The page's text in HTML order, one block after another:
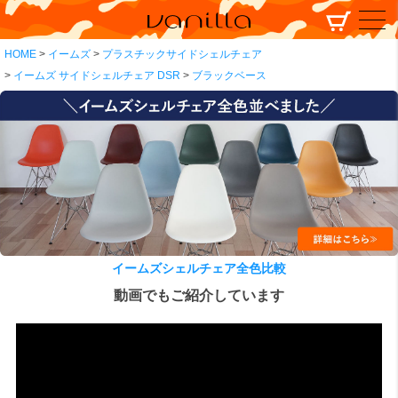
HOME イームズ
プラスチックサイドシェルチェア
イームズ サイドシェルチェア DSR
ブラックベース
イームズシェルチェア全色比較
動画でもご紹介しています